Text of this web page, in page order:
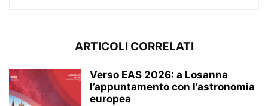
ARTICOLI CORRELATI
Verso EAS 2026: a Losanna
l’appuntamento con l’astronomia
europea